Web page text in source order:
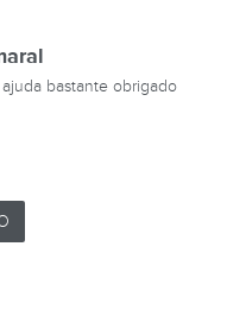
bastante obrigado